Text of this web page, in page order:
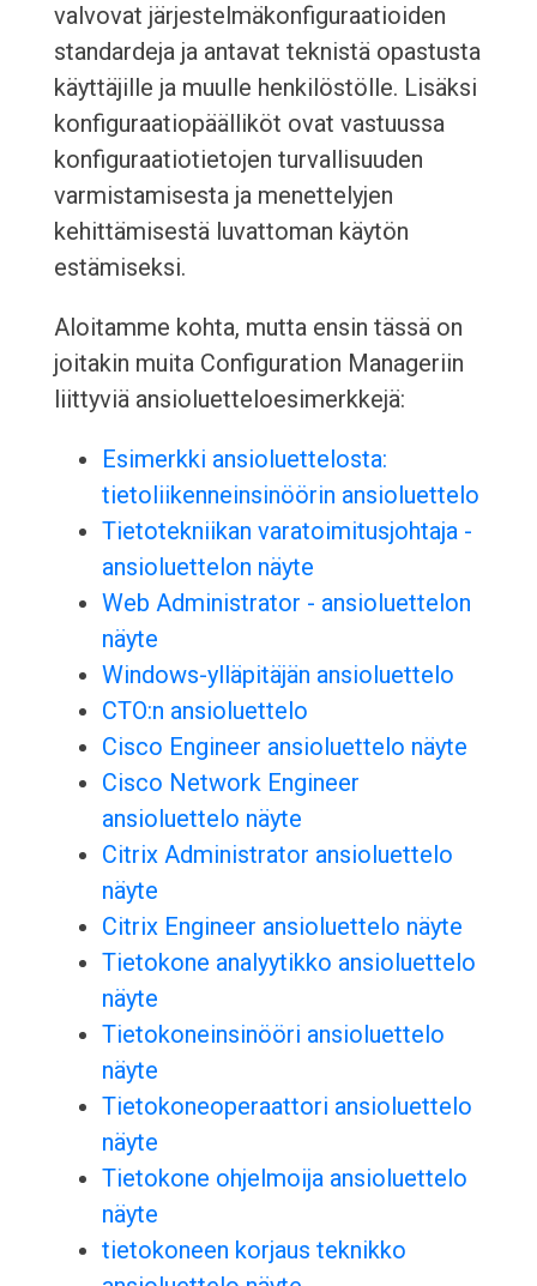
valvovat järjestelmäkonfiguraatioiden
standardeja ja antavat teknistä opastusta
käyttäjille ja muulle henkilöstölle. Lisäksi
konfiguraatiopäälliköt ovat vastuussa
konfiguraatiotietojen turvallisuuden
varmistamisesta ja menettelyjen
kehittämisestä luvattoman käytön
estämiseksi.
Aloitamme kohta, mutta ensin tässä on
joitakin muita Configuration Manageriin
liittyviä ansioluetteloesimerkkejä:
Esimerkki ansioluettelosta:
tietoliikenneinsinöörin ansioluettelo
Tietotekniikan varatoimitusjohtaja -
ansioluettelon näyte
Web Administrator - ansioluettelon
näyte
Windows-ylläpitäjän ansioluettelo
CTO:n ansioluettelo
Cisco Engineer ansioluettelo näyte
Cisco Network Engineer
ansioluettelo näyte
Citrix Administrator ansioluettelo
näyte
Citrix Engineer ansioluettelo näyte
Tietokone analyytikko ansioluettelo
näyte
Tietokoneinsinööri ansioluettelo
näyte
Tietokoneoperaattori ansioluettelo
näyte
Tietokone ohjelmoija ansioluettelo
näyte
tietokoneen korjaus teknikko